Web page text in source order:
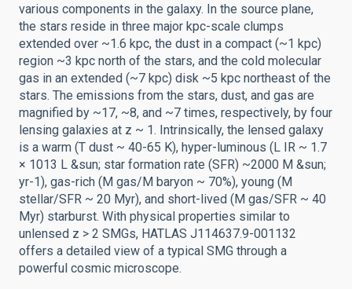
various components in the galaxy. In the source plane,
the stars reside in three major kpc-scale clumps
extended over ~1.6 kpc, the dust in a compact (~1 kpc)
region ~3 kpc north of the stars, and the cold molecular
gas in an extended (~7 kpc) disk ~5 kpc northeast of the
stars. The emissions from the stars, dust, and gas are
magnified by ~17, ~8, and ~7 times, respectively, by four
lensing galaxies at z ~ 1. Intrinsically, the lensed galaxy
is a warm (T dust ~ 40-65 K), hyper-luminous (L IR ~ 1.7
× 1013 L &sun; star formation rate (SFR) ~2000 M &sun;
yr-1), gas-rich (M gas/M baryon ~ 70%), young (M
stellar/SFR ~ 20 Myr), and short-lived (M gas/SFR ~ 40
Myr) starburst. With physical properties similar to
unlensed z > 2 SMGs, HATLAS J114637.9-001132
offers a detailed view of a typical SMG through a
powerful cosmic microscope.